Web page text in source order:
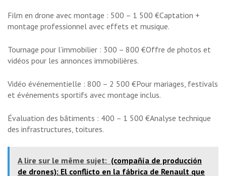
Film en drone avec montage : 500 – 1 500 €Captation +
montage professionnel avec effets et musique.
Tournage pour l’immobilier : 300 – 800 €Offre de photos et
vidéos pour les annonces immobilières.
Vidéo événementielle : 800 – 2 500 €Pour mariages, festivals
et événements sportifs avec montage inclus.
Évaluation des bâtiments : 400 – 1 500 €Analyse technique
des infrastructures, toitures.
A lire sur le même sujet: (compañía de producción
de drones): El conflicto en la fábrica de Renault que